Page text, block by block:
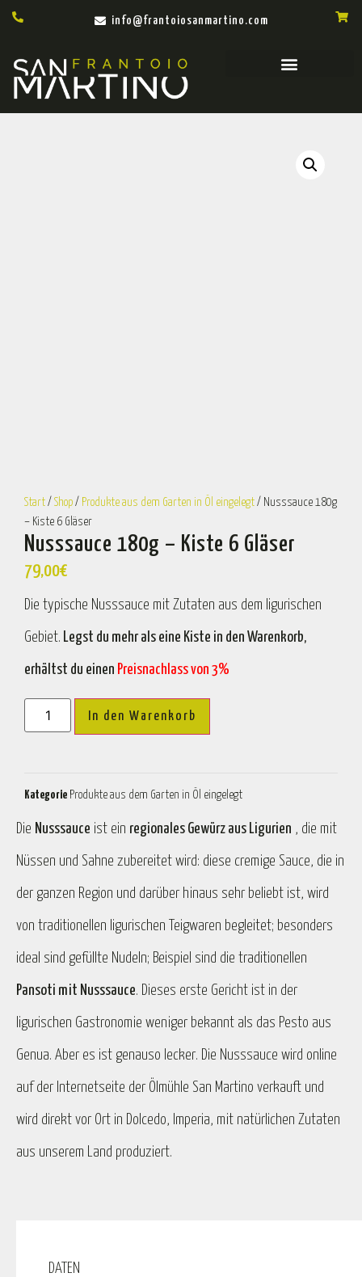
info@frantoiosanmartino.com
Start / Shop / Produkte aus dem Garten in Öl eingelegt / Nusssauce 180g
– Kiste 6 Gläser
Nusssauce 180g – Kiste 6 Gläser
79,00€
Die typische Nusssauce mit Zutaten aus dem ligurischen
Gebiet. Legst du mehr als eine Kiste in den Warenkorb,
erhältst du einen Preisnachlass von 3%
In den Warenkorb
Kategorie Produkte aus dem Garten in Öl eingelegt
Die Nusssauce ist ein regionales Gewürz aus Ligurien , die mit
Nüssen und Sahne zubereitet wird: diese cremige Sauce, die in
der ganzen Region und darüber hinaus sehr beliebt ist, wird
von traditionellen ligurischen Teigwaren begleitet; besonders
ideal sind gefüllte Nudeln; Beispiel sind die traditionellen
Pansoti mit Nusssauce. Dieses erste Gericht ist in der
ligurischen Gastronomie weniger bekannt als das Pesto aus
Genua. Aber es ist genauso lecker. Die Nusssauce wird online
auf der Internetseite der Ölmühle San Martino verkauft und
wird direkt vor Ort in Dolcedo, Imperia, mit natürlichen Zutaten
aus unserem Land produziert.
DATEN